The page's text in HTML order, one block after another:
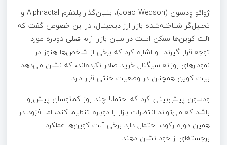
ژوائو وِدسون (Joao Wedson)، بنیان‌گذار پلتفرم Alphractal و
تحلیل‌گر شناخته‌شده بازار ارز دیجیتال، در این خصوص گفت که
آلت کوین‌ها ممکن است در میان بازار آرام فعلی دوباره مورد
توجه قرار گیرند. او اشاره کرد که برخی از شاخص‌ها هنوز در
نمودارهای روزانه سیگنال خرید صادر نکرده‌اند، که نشان می‌دهد
بیت کوین همچنان در وضعیت خنثی قرار دارد.
ودسون پیش‌بینی کرد که احتمالا چند روز کم‌نوسان پیش‌رو
باشد که می‌تواند انتظارات بازار را دوباره تنظیم کند، اما افزود در
همین دوره رکود، احتمال دارد برخی آلت کوین‌ها عملکرد
برجسته‌ای از خود نشان دهند.